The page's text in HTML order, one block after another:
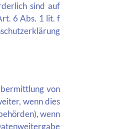
sind auf
6 Abs. 1 lit. f
von
wenn dies
wenn